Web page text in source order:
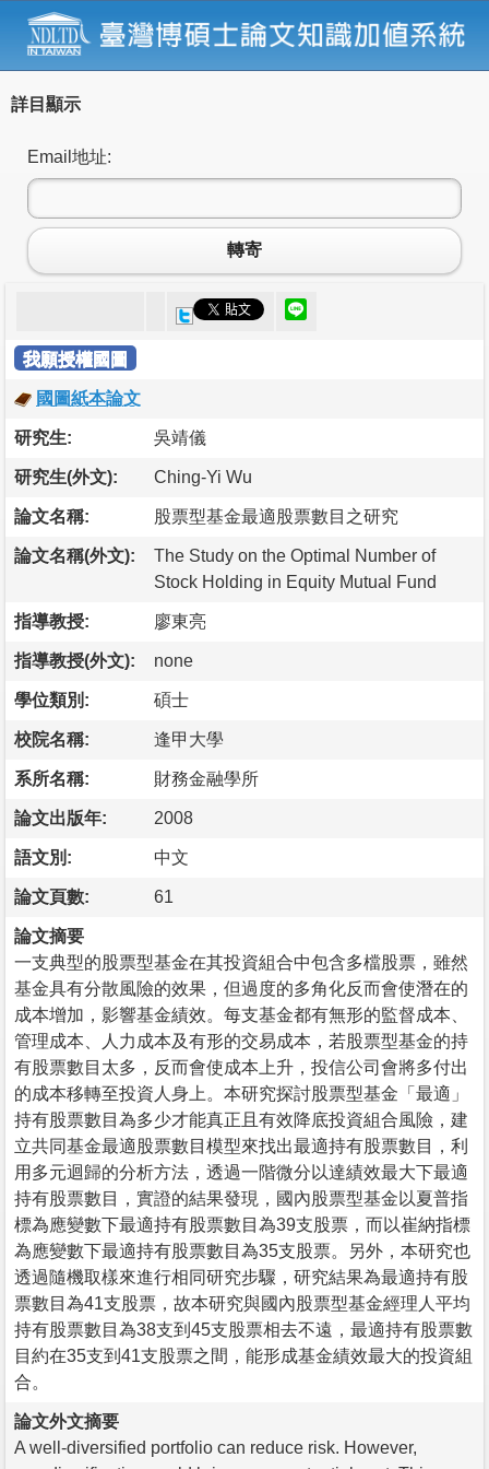
詳目顯示
Email地址:
轉寄
我願授權國圖
國圖紙本論文
研究生: 吳靖儀
研究生(外文): Ching-Yi Wu
論文名稱: 股票型基金最適股票數目之研究
論文名稱(外文):
The Study on the Optimal Number of
Stock Holding in Equity Mutual Fund
指導教授: 廖東亮
指導教授(外文): none
學位類別: 碩士
校院名稱: 逢甲大學
系所名稱: 財務金融學所
論文出版年: 2008
語文別: 中文
論文頁數: 61
論文摘要
一支典型的股票型基金在其投資組合中包含多檔股票，雖然
基金具有分散風險的效果，但過度的多角化反而會使潛在的
成本增加，影響基金績效。每支基金都有無形的監督成本、
管理成本、人力成本及有形的交易成本，若股票型基金的持
有股票數目太多，反而會使成本上升，投信公司會將多付出
的成本移轉至投資人身上。本研究探討股票型基金「最適」
持有股票數目為多少才能真正且有效降底投資組合風險，建
立共同基金最適股票數目模型來找出最適持有股票數目，利
用多元迴歸的分析方法，透過一階微分以達績效最大下最適
持有股票數目，實證的結果發現，國內股票型基金以夏普指
標為應變數下最適持有股票數目為39支股票，而以崔納指標
為應變數下最適持有股票數目為35支股票。另外，本研究也
透過隨機取樣來進行相同研究步驟，研究結果為最適持有股
票數目為41支股票，故本研究與國內股票型基金經理人平均
持有股票數目為38支到45支股票相去不遠，最適持有股票數
目約在35支到41支股票之間，能形成基金績效最大的投資組
合。
論文外文摘要
A well-diversified portfolio can reduce risk. However,